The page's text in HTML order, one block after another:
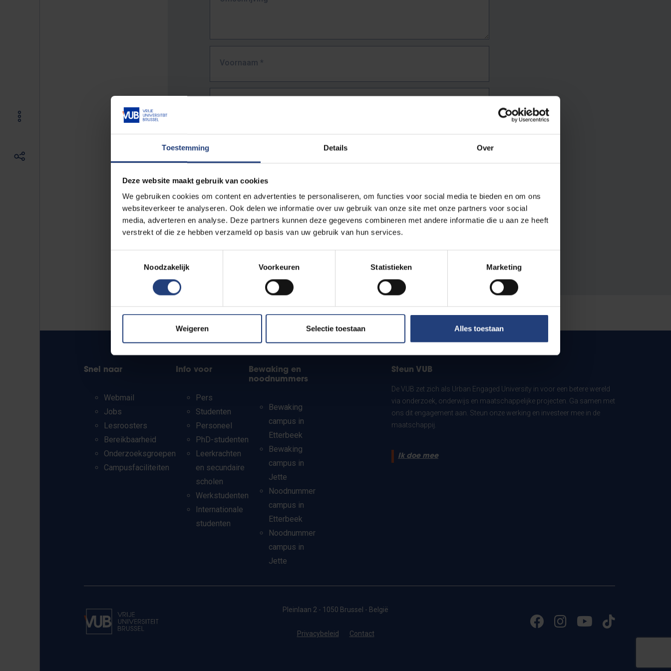
Toestemming Details Over
Deze website maakt gebruik van cookies
We gebruiken cookies om content en advertenties te personaliseren, om functies voor social media te bieden en om ons
websiteverkeer te analyseren. Ook delen we informatie over uw gebruik van onze site met onze partners voor social
media, adverteren en analyse. Deze partners kunnen deze gegevens combineren met andere informatie die u aan ze heeft
verstrekt of die ze hebben verzameld op basis van uw gebruik van hun services.
Noodzakelijk
Voorkeuren Statistieken Marketing
Weigeren Selectie toestaan Alles toestaan
Voornaam *
URL*
De volledige URL van de pagina waar je de fout zag.
Bv. https://www.vub.be/nl/studeren-aan-de-vub/alle-opleidingen
Snel naar
Webmail
Jobs
Lesroosters
Bereikbaarheid
Onderzoeksgroepen
Campusfaciliteiten
Info voor
Pers
Studenten
Personeel
PhD-studenten
Leerkrachten
en secundaire
scholen
Werkstudenten
Internationale
studenten
Bewaking en
noodnummers
Bewaking
campus in
Etterbeek
Bewaking
campus in
Jette
Noodnummer
campus in
Etterbeek
Noodnummer
campus in
Jette
Steun VUB
De VUB zet zich als Urban Engaged University in voor een betere wereld
via onderzoek, onderwijs en maatschappelijke projecten. Ga samen met
ons dit engagement aan. Steun onze werking en investeer mee in de
maatschappij.
Ik doe mee
Pleinlaan 2 - 1050 Brussel - België
Privacybeleid Contact